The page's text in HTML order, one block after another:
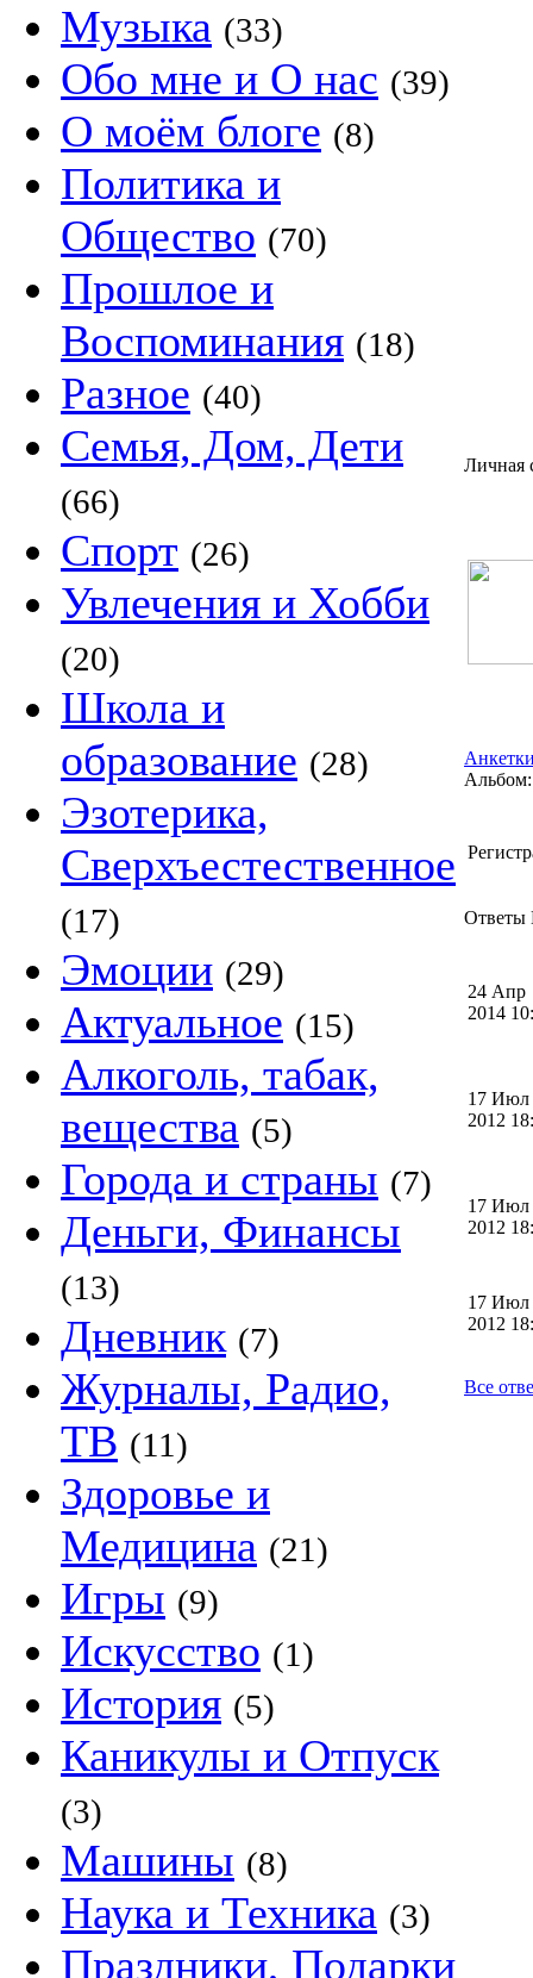
Музыка (33)
Обо мне и О нас (39)
О моём блоге (8)
Политика и
Общество (70)
Прошлое и
Воспоминания (18)
Разное (40)
Семья, Дом, Дети
(66)
Спорт (26)
Увлечения и Хобби
(20)
Школа и
образование (28)
Эзотерика,
Сверхъестественное
(17)
Эмоции (29)
Актуальное (15)
Алкоголь, табак,
вещества (5)
Города и страны (7)
Деньги, Финансы
(13)
Дневник (7)
Журналы, Радио,
ТВ (11)
Здоровье и
Медицина (21)
Игры (9)
Искусство (1)
История (5)
Каникулы и Отпуск
(3)
Машины (8)
Наука и Техника (3)
Праздники, Подарки
Личная
Ответы
24 Апр
2014
17 Июл
2012
17 Июл
2012
17 Июл
2012
Все